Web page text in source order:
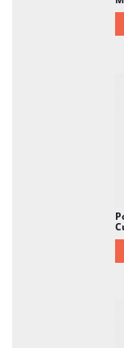
métal rond
style qui